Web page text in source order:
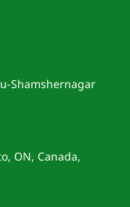
Shamshernagar
ON, Canada,